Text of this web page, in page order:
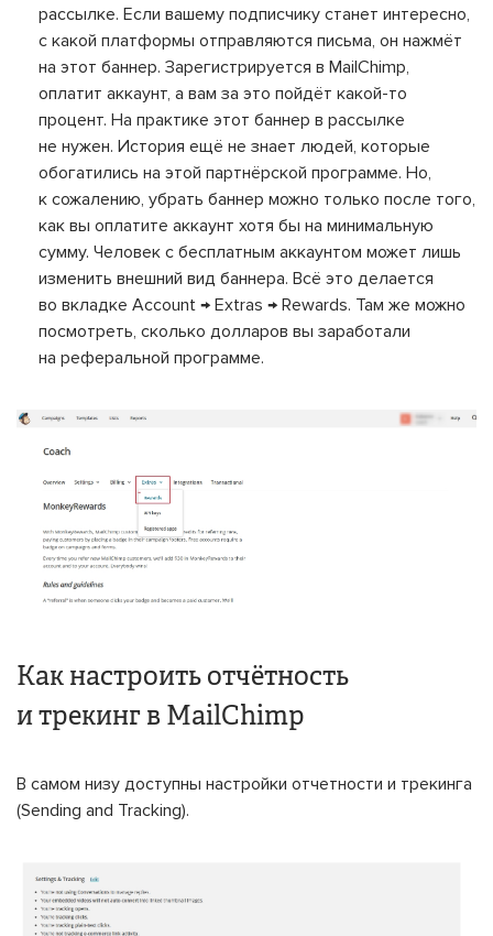
рассылке. Если вашему подписчику станет интересно,
с какой платформы отправляются письма, он нажмёт
на этот баннер. Зарегистрируется в MailChimp,
оплатит аккаунт, а вам за это пойдёт какой-то
процент. На практике этот баннер в рассылке
не нужен. История ещё не знает людей, которые
обогатились на этой партнёрской программе. Но,
к сожалению, убрать баннер можно только после того,
как вы оплатите аккаунт хотя бы на минимальную
сумму. Человек с бесплатным аккаунтом может лишь
изменить внешний вид баннера. Всё это делается
во вкладке Account → Extras → Rewards. Там же можно
посмотреть, сколько долларов вы заработали
на реферальной программе.
Как настроить отчётность
и трекинг в MailChimp
В самом низу доступны настройки отчетности и трекинга
(Sending and Tracking).